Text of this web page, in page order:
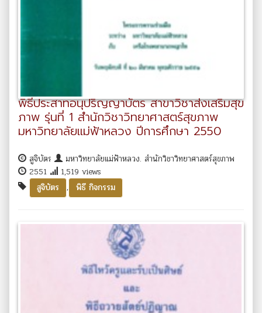
พิธีประสาทอนุปริญญาบัตร สาขาวิชาส่งเสริมสุข
ภาพ รุ่นที่ 1 สำนักวิชาวิทยาศาสตร์สุขภาพ
มหาวิทยาลัยแม่ฟ้าหลวง ปีการศึกษา 2550
สูจิบัตร
มหาวิทยาลัยแม่ฟ้าหลวง. สำนักวิชาวิทยาศาสตร์สุขภาพ
2551
1,519 views
สูจิบัตร
, พิธี กิจกรรม